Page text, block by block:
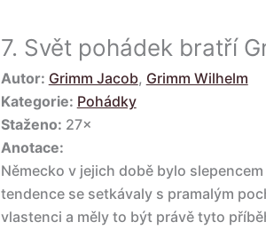
7. Svět pohádek bratří
Autor: Grimm Jacob, Grimm Wilhelm
Kategorie: Pohádky
Staženo: 27×
Anotace:
Německo v jejich době bylo
tendence se setkávaly s pramalým
vlastenci a měly to být právě tyto